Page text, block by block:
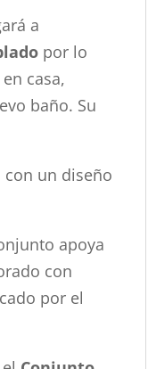
a
por lo
casa,
baño. Su
un diseño
apoya
con
por el